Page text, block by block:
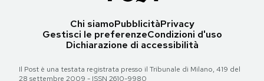
Chi siamoPubblicitàPrivacy
Gestisci le preferenzeCondizioni d'uso
Dichiarazione di accessibilità
Il Post è una testata registrata presso il Tribunale di Milano, 419 del
28 settembre 2009 - ISSN 2610-9980